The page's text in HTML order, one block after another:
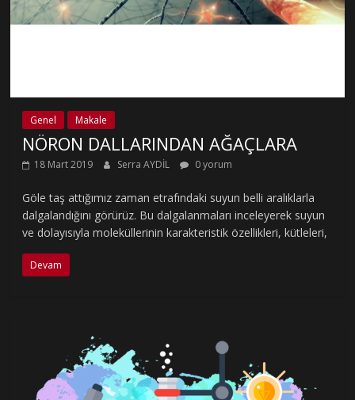
Genel Makale
NÖRON DALLARINDAN AĞAÇLARA
18 Mart 2019 Serra AYDİL 0 yorum
Göle taş attığımız zaman etrafındaki suyun belli aralıklarla
dalgalandığını görürüz. Bu dalgalanmaları inceleyerek suyun
ve dolayısıyla moleküllerinin karakteristik özellikleri, kütleleri,
Devam